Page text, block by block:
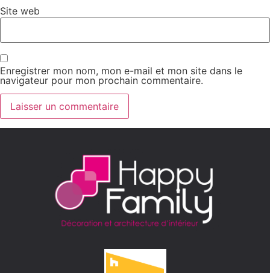
Site web
Enregistrer mon nom, mon e-mail et mon site dans le
navigateur pour mon prochain commentaire.